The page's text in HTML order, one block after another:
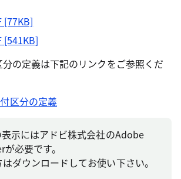
[77KB]
[541KB]
の定義は下記のリンクをご参照くだ
区分の定義
示にはアドビ株式会社のAdobe
必要です。
ダウンロードしてお使い下さい。